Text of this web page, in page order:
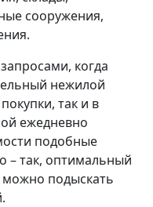
сооружения,
когда
нежилой
так и в
ежедневно
подобные
– так, оптимальный
можно подыскать